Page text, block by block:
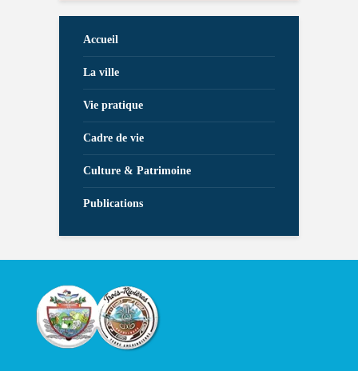
Accueil
La ville
Vie pratique
Cadre de vie
Culture & Patrimoine
Publications